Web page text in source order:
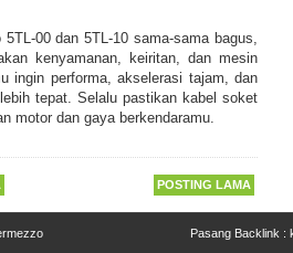
5TL-00 dan 5TL-10 sama-sama bagus,
kenyamanan, keiritan, dan mesin
ingin performa, akselerasi tajam, dan
tepat. Selalu pastikan kabel soket
motor dan gaya berkendaramu.
POSTING LAMA
Pasang Backlink :